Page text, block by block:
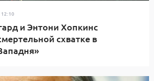
12:10
и Энтони Хопкинс
схватке в